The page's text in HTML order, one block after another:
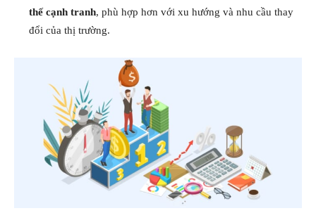
thế cạnh tranh, phù hợp hơn với xu hướng và nhu cầu thay
đổi của thị trường.